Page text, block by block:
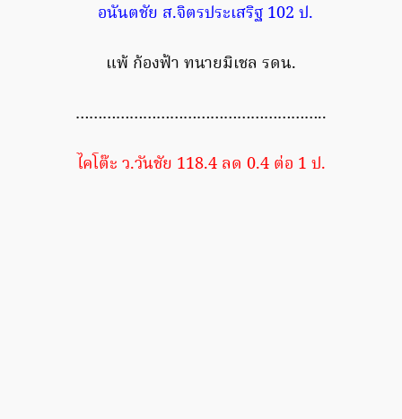
อนันตชัย ส.จิตรประเสริฐ 102 ป.
แพ้ ก้องฟ้า ทนายมิเชล รดน.
………………………………………………..
ไคโต๊ะ ว.วันชัย 118.4 ลด 0.4 ต่อ 1 ป.